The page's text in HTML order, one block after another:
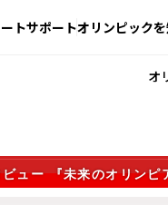
トサポートオリンピック
オ
ュー 『未来のオリンピ